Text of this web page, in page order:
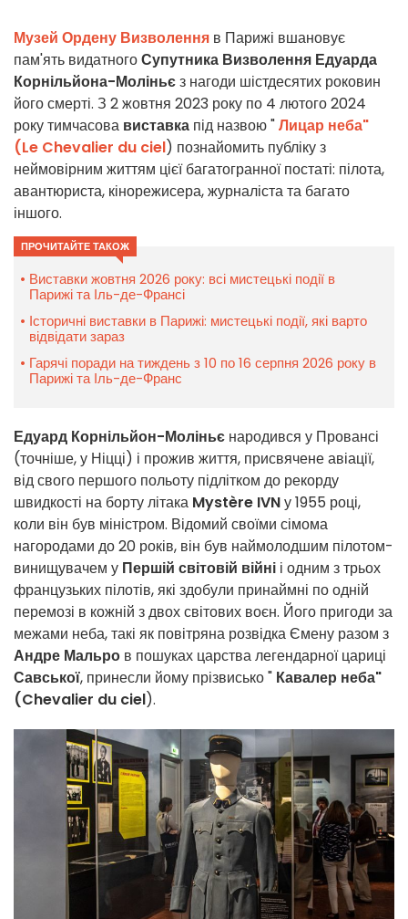
Музей Ордену Визволення в Парижі вшановує
пам'ять видатногоСупутника Визволення Едуарда
Корнільйона-Моліньєз нагоди шістдесятих роковин
його смерті. З 2 жовтня 2023 року по 4 лютого 2024
року тимчасова виставка під назвою "Лицар неба"
(Le Chevalier du ciel) познайомить публіку з
неймовірним життям цієї багатогранної постаті: пілота,
авантюриста, кінорежисера, журналіста та багато
іншого.
ПРОЧИТАЙТЕ ТАКОЖ
Виставки жовтня 2026 року: всі мистецькі події в
Парижі та Іль-де-Франсі
Історичні виставки в Парижі: мистецькі події, які варто
відвідати зараз
Гарячі поради на тиждень з 10 по 16 серпня 2026 року в
Парижі та Іль-де-Франс
Едуард Корнільйон-Моліньє народився у Провансі
(точніше, у Ніцці) і прожив життя, присвячене авіації,
від свого першого польоту підлітком до рекорду
швидкості на борту літака Mystère IVNу 1955 році,
коли він був міністром. Відомий своїми сімома
нагородами до 20 років, він був наймолодшим пілотом-
винищувачем у Першій світовій війні і одним з трьох
французьких пілотів, які здобули принаймні по одній
перемозі в кожній з двох світових воєн. Його пригоди за
межами неба, такі як повітряна розвідка Ємену разом з
Андре Мальро в пошуках царства легендарної цариці
Савської, принесли йому прізвисько " Кавалер неба"
(Chevalier du ciel).